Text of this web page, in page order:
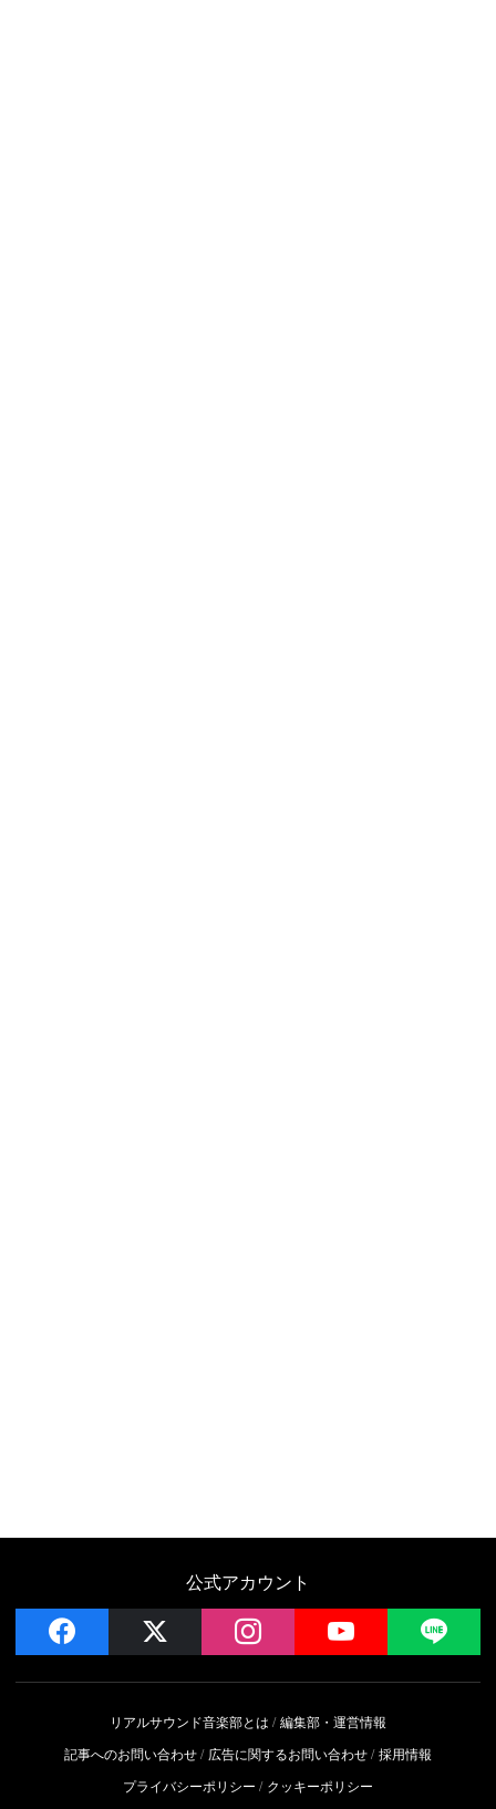
公式アカウント
facebook instagram YouTube
リアルサウンド音楽部とは
編集部・運営情報
記事へのお問い合わせ
広告に関するお問い合わせ 採用情報
プライバシーポリシー
クッキーポリシー